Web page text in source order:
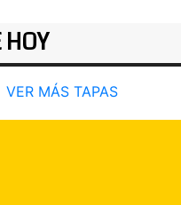
VER MÁS TAPAS